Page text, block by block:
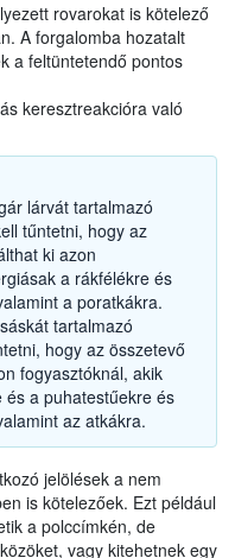
rovarokat is kötelező
A forgalomba hozatalt
a feltüntetendő pontos
keresztreakcióra való
lárvát tartalmazó
tűntetni, hogy az
ki azon
a rákfélékre és
a poratkákra.
tartalmazó
hogy az összetevő
fogyasztóknál, akik
a puhatestűekre és
az atkákra.
jelölések a nem
is kötelezőek. Ezt például
a polccímkén, de
vagy kitehetnek egy